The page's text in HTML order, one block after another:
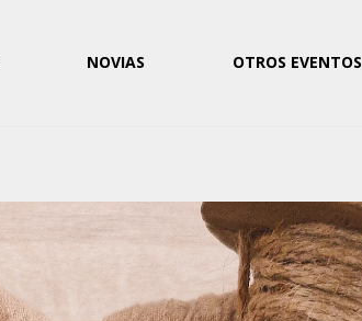
NOVIAS OTROS EVENTOS